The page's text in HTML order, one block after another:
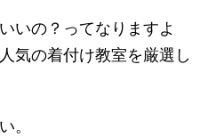
いの？ってなりますよ
気の着付け教室を厳選し
。